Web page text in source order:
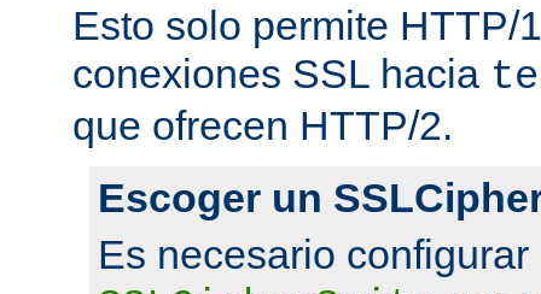
Esto solo permite HTTP/
conexiones SSL hacia
que ofrecen HTTP/2.
Escoger un
Es necesario configurar